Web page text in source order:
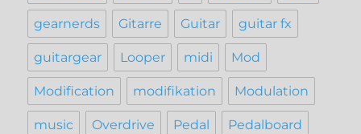
gearnerds Gitarre Guitar guitar fx
guitargear Looper midi Mod
Modification modifikation Modulation
music Overdrive Pedal Pedalboard